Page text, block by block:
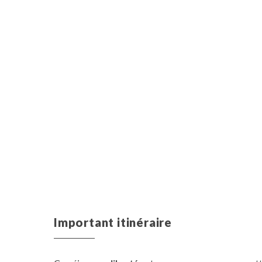
Important itinéraire